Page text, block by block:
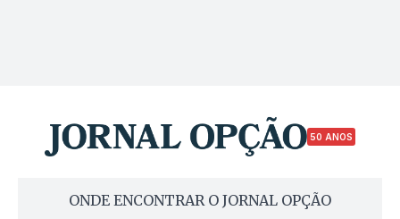
50 ANOS
ONDE ENCONTRAR O JORNAL OPÇÃO